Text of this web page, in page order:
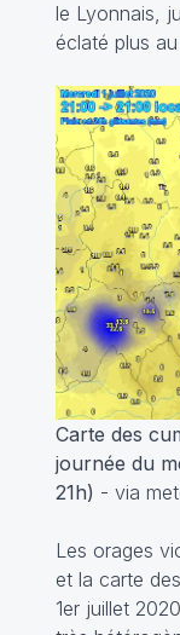
le Lyonnais,
éclaté plus
Carte des
journée du
21h) - via
Les orages
et la carte
1er juillet